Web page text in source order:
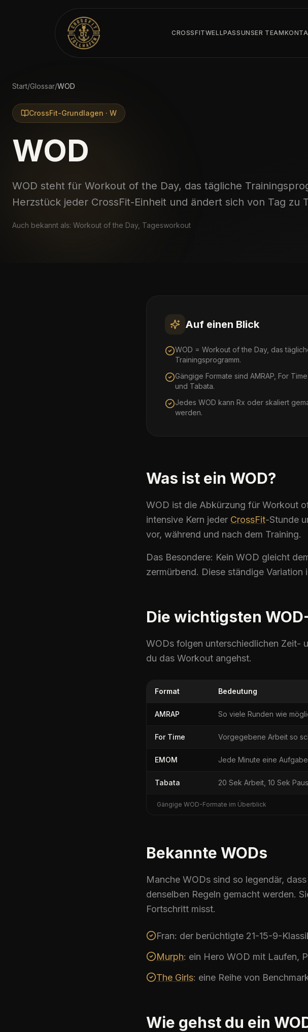
CROSSFITWELLPASSUNSER TEAM
Start/Glossar/WOD
CrossFit-Grundlagen · W
WOD
WOD steht für Workout of the Day, das tägliche
Herzstück jeder CrossFit-Einheit und ändert sich von Tag zu
Auch bekannt als: Workout of the Day, Tagesworkout
Auf einen Blick
WOD = Workout of the Day, das
Trainingsprogramm.
Gängige Formate sind AMRAP, For
und Tabata.
Jedes WOD kann Rx oder skaliert
werden.
Was ist ein WOD?
WOD ist die Abkürzung für Workout
intensive Kern jeder CrossFit-Stunde
vor, während und nach dem Training.
Das Besondere: Kein WOD gleicht
zermürbend. Diese ständige Variation
Die wichtigsten
WODs folgen unterschiedlichen Zeit-
du das Workout angehst.
Gängige WOD-Formate im Überblick
Format Bedeutung
AMRAP So viele Runden wie
For Time Vorgegebene Arbeit so
EMOM Jede Minute eine Aufgabe
Tabata 20 Sek Arbeit, 10 Sek
Bekannte WODs
Manche WODs sind so legendär,
denselben Regeln gemacht werden.
Fortschritt misst.
Fran: der berüchtigte 21-15-9-
Murph: ein Hero WOD mit Laufen,
The Girls: eine Reihe von
Wie gehst du ein